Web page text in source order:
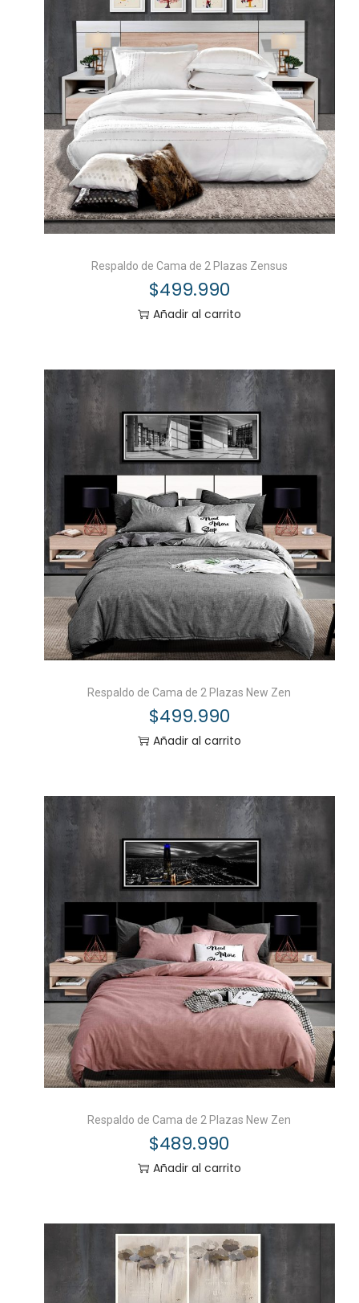
Respaldo de Cama de 2 Plazas Zensus
$499.990
Añadir al carrito
Respaldo de Cama de 2 Plazas New Zen
$499.990
Añadir al carrito
Respaldo de Cama de 2 Plazas New Zen
$489.990
Añadir al carrito